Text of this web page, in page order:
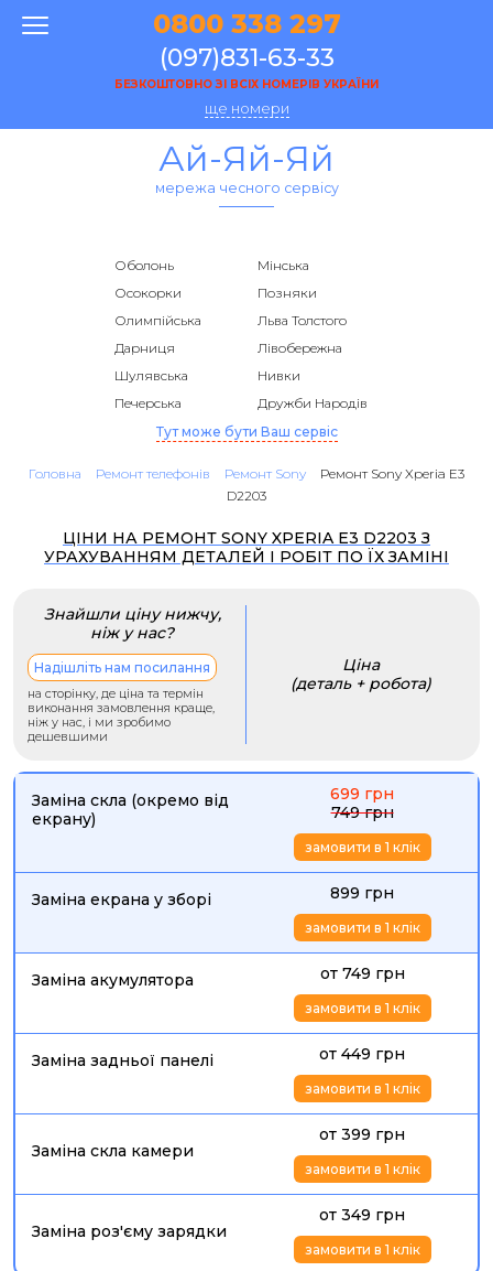
0800 338 297
(097)831-63-33
БЕЗКОШТОВНО ЗІ ВСІХ НОМЕРІВ УКРАЇНИ
ще номери
Ай-Яй-Яй
мережа чесного сервісу
Оболонь
Мінська
Осокорки
Позняки
Олимпійська
Льва Толстого
Дарниця
Лівобережна
Шулявська
Нивки
Печерська
Дружби Народів
Тут може бути Ваш сервіс
Головна Ремонт телефонів Ремонт Sony
Ремонт Sony Xperia E3
D2203
ЦІНИ НА РЕМОНТ SONY XPERIA E3 D2203 З
УРАХУВАННЯМ ДЕТАЛЕЙ І РОБІТ ПО ЇХ ЗАМІНІ
Знайшли ціну нижчу,
ніж у нас?
Надішліть нам посилання
на сторінку, де ціна та термін
виконання замовлення краще,
ніж у нас, і ми зробимо
дешевшими
Ціна
(деталь + робота)
Заміна скла (окремо від
екрану)
699 грн
749 грн
замовити в 1 клік
Заміна екрана у зборі 899 грн
замовити в 1 клік
Заміна акумулятора от 749 грн
замовити в 1 клік
Заміна задньої панелі от 449 грн
замовити в 1 клік
Заміна скла камери
от 399 грн
замовити в 1 клік
Заміна роз'єму зарядки
от 349 грн
замовити в 1 клік